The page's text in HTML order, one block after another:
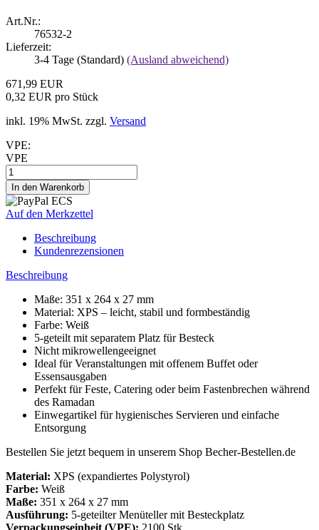
Art.Nr.:
76532-2
Lieferzeit:
3-4 Tage (Standard) (Ausland abweichend)
671,99 EUR
0,32 EUR pro Stück
inkl. 19% MwSt. zzgl. Versand
VPE:
VPE
Auf den Merkzettel
Beschreibung
Kundenrezensionen
Beschreibung
Maße: 351 x 264 x 27 mm
Material: XPS – leicht, stabil und formbeständig
Farbe: Weiß
5-geteilt mit separatem Platz für Besteck
Nicht mikrowellengeeignet
Ideal für Veranstaltungen mit offenem Buffet oder
Essensausgaben
Perfekt für Feste, Catering oder beim Fastenbrechen während
des Ramadan
Einwegartikel für hygienisches Servieren und einfache
Entsorgung
Bestellen Sie jetzt bequem in unserem Shop Becher-Bestellen.de
Material: XPS (expandiertes Polystyrol)
Farbe: Weiß
Maße: 351 x 264 x 27 mm
Ausführung: 5-geteilter Menüteller mit Besteckplatz
Verpackungseinheit (VPE): 2100 Stk.